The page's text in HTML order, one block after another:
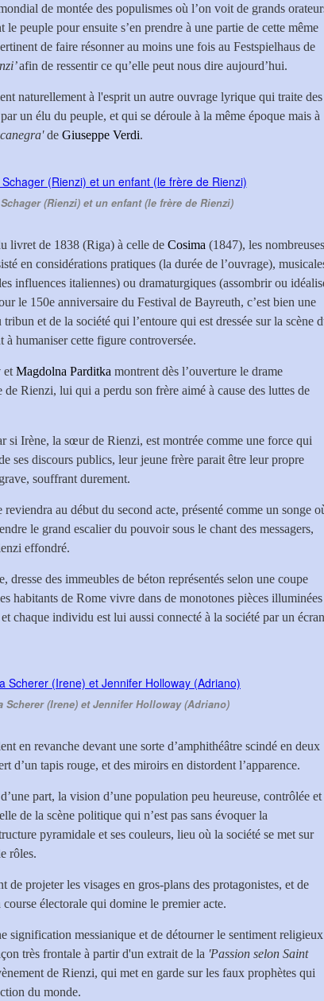
de montée des populismes où l’on voit de grands
peuple pour ensuite s’en prendre à une partie de cette même
de faire résonner au moins une fois au Festspielhaus de
afin de ressentir ce qu’elle peut nous dire aujourd’hui.
naturellement à l'esprit un autre ouvrage lyrique qui traite des
un élu du peuple, et qui se déroule à la même époque mais à
de Giuseppe Verdi.
(Rienzi) et un enfant (le frère de Rienzi)
livret de 1838 (Riga) à celle de Cosima (1847), les nombreuses
en considérations pratiques (la durée de l’ouvrage),
influences italiennes) ou dramaturgiques (assombrir ou
le 150e anniversaire du Festival de Bayreuth, c’est bien une
et de la société qui l’entoure qui est dressée sur la scène
à humaniser cette figure controversée.
et Magdolna Parditka montrent dès l’ouverture le drame
de Rienzi, lui qui a perdu son frère aimé à cause des luttes de
si Irène, la sœur de Rienzi, est montrée comme une force qui
ses discours publics, leur jeune frère parait être leur propre
souffrant durement.
au début du second acte, présenté comme un songe
le grand escalier du pouvoir sous le chant des messagers,
effondré.
dresse des immeubles de béton représentés selon une coupe
habitants de Rome vivre dans de monotones pièces illuminées
chaque individu est lui aussi connecté à la société par un écran
Scherer (Irene) et Jennifer Holloway (Adriano)
en revanche devant une sorte d’amphithéâtre scindé en deux
d’un tapis rouge, et des miroirs en distordent l’apparence.
part, la vision d’une population peu heureuse, contrôlée et
de la scène politique qui n’est pas sans évoquer la
pyramidale et ses couleurs, lieu où la société se met sur
rôles.
de projeter les visages en gros-plans des protagonistes, et de
électorale qui domine le premier acte.
signification messianique et de détourner le sentiment religieux
très frontale à partir d'un extrait de la 'Passion selon Saint
de Rienzi, qui met en garde sur les faux prophètes qui
du monde.